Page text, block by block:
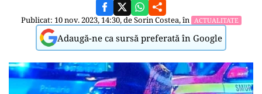
Publicat: 10 nov. 2023, 14:30, deSorin Costea, în ACTUALITATE
Adaugă-ne ca sursă preferată în Google